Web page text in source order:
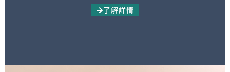
了解詳情